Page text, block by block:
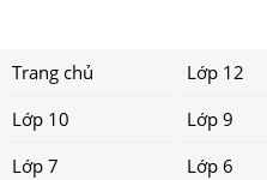
Trang chủ Lớp 12
Lớp 10
Lớp 9
Lớp 7
Lớp 6